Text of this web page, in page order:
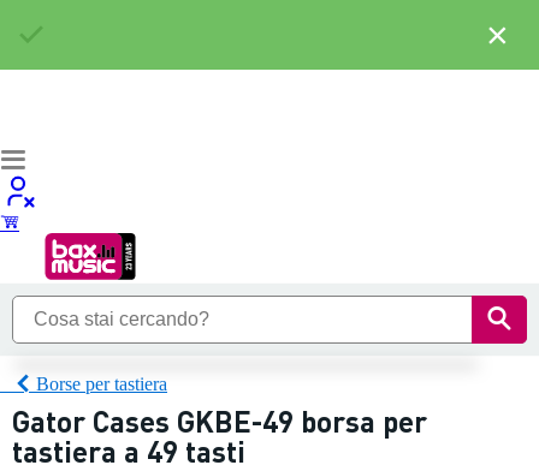
Borse per tastiera
Gator Cases GKBE-49 borsa per
tastiera a 49 tasti
×